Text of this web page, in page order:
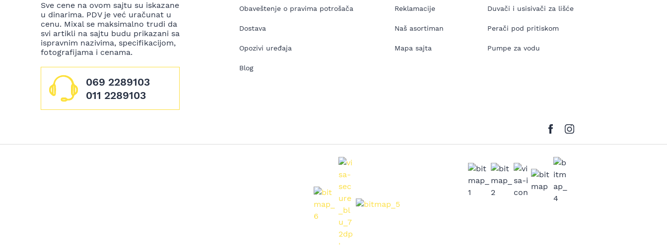
Sve cene na ovom sajtu su iskazane
u dinarima. PDV je već uračunat u
cenu. Mixal se maksimalno trudi da
svi artikli na sajtu budu prikazani sa
ispravnim nazivima, specifikacijom,
fotografijama i cenama.
069 2289103
011 2289103
Obaveštenje o pravima potrošača
Dostava
Opozivi uređaja
Blog
Reklamacije
Naš asortiman
Mapa sajta
Duvači i usisivači za lišće
Perači pod pritiskom
Pumpe za vodu